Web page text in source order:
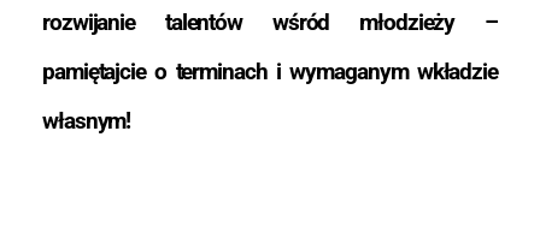
rozwijanie talentów wśród młodzieży –
pamiętajcie o terminach i wymaganym wkładzie
własnym!